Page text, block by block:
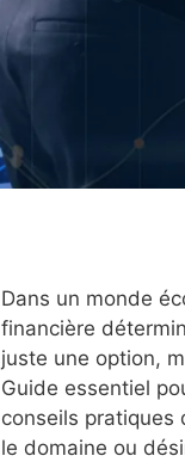
Dans un monde
financière
juste une option,
Guide essentiel
conseils pratiques
le domaine ou